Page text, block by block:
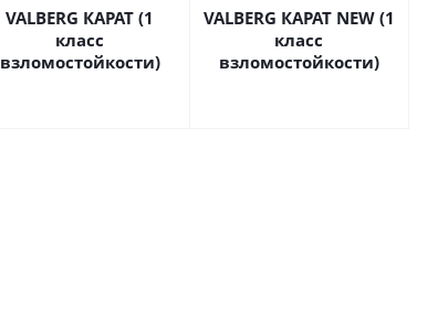
VALBERG КАРАТ (1
класс
взломостойкости)
VALBERG КАРАТ NEW (1
класс
взломостойкости)